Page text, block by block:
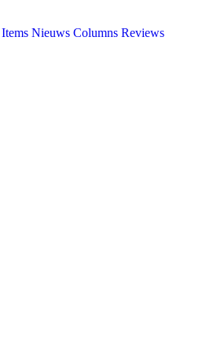
Nieuws Columns Reviews